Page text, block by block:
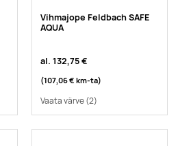
Vihmajope Feldbach SAFE
AQUA
al. 132,75 €
(107,06 € km-ta)
Vaata värve(2)